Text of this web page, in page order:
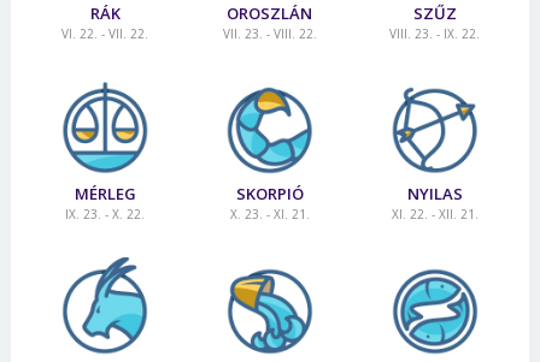
RÁK
VI. 22. - VII. 22.
OROSZLÁN
VII. 23. - VIII. 22.
SZŰZ
VIII. 23. - IX. 22.
MÉRLEG
IX. 23. - X. 22.
SKORPIÓ
X. 23. - XI. 21.
NYILAS
XI. 22. - XII. 21.